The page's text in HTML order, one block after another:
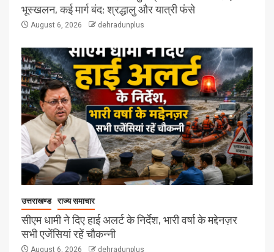
भूस्खलन, कई मार्ग बंद; श्रद्धालु और यात्री फंसे
August 6, 2026 dehradunplus
उत्तराखण्ड राज्य समाचार
सीएम धामी ने दिए हाई अलर्ट के निर्देश, भारी वर्षा के मद्देनज़र
सभी एजेंसियां रहें चौकन्नी
August 6, 2026 dehradunplus